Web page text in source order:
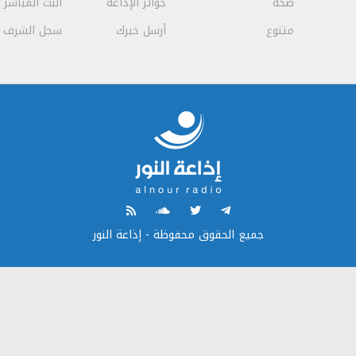
متنوع
أرسل خبرك
سجل الشرف
جميع الحقوق محفوظة - إذاعة النور